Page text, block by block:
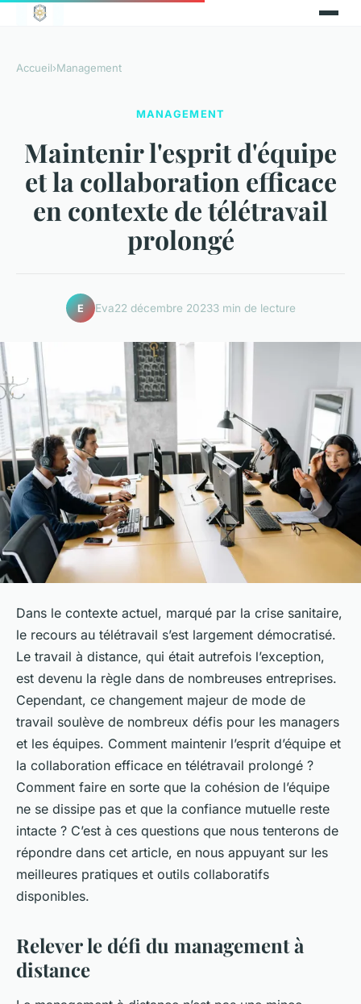
Accueil›Management
MANAGEMENT
Maintenir l'esprit d'équipe
et la collaboration efficace
en contexte de télétravail
prolongé
E Eva22 décembre 20233 min de lecture
Dans le contexte actuel, marqué par la crise sanitaire,
le recours au télétravail s’est largement démocratisé.
Le travail à distance, qui était autrefois l’exception,
est devenu la règle dans de nombreuses entreprises.
Cependant, ce changement majeur de mode de
travail soulève de nombreux défis pour les managers
et les équipes. Comment maintenir l’esprit d’équipe et
la collaboration efficace en télétravail prolongé ?
Comment faire en sorte que la cohésion de l’équipe
ne se dissipe pas et que la confiance mutuelle reste
intacte ? C’est à ces questions que nous tenterons de
répondre dans cet article, en nous appuyant sur les
meilleures pratiques et outils collaboratifs
disponibles.
Relever le défi du management à
distance